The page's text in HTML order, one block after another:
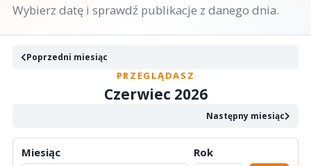
Wybierz datę i sprawdź publikacje z danego dnia.
Poprzedni miesiąc
PRZEGLĄDASZ
Czerwiec 2026
Następny miesiąc
Miesiąc Rok